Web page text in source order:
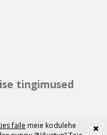
tingimused
faile meie kodulehe